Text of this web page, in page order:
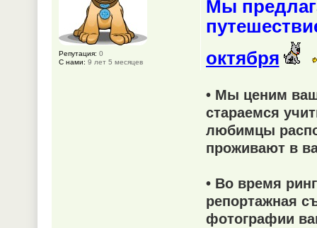
Мы
октября
• Мы ценим
стараемся
любимцы
проживают в
• Во время
репортажная
фотографии
Репутация: 0
С нами: 9 лет 5 месяцев